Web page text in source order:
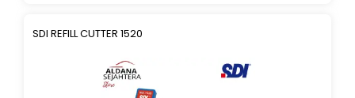
SDI REFILL CUTTER 1520